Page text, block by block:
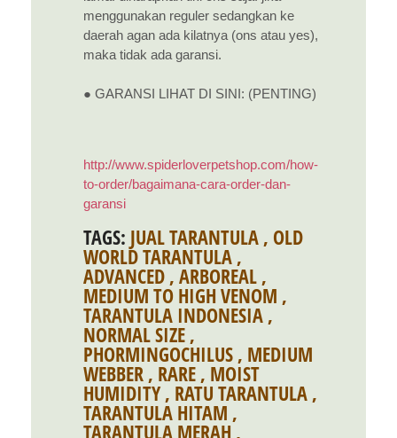
menggunakan reguler sedangkan ke
daerah agan ada kilatnya (ons atau yes),
maka tidak ada garansi.
● GARANSI LIHAT DI SINI: (PENTING)
http://www.spiderloverpetshop.com/how-
to-order/bagaimana-cara-order-dan-
garansi
TAGS: JUAL TARANTULA , OLD
WORLD TARANTULA ,
ADVANCED , ARBOREAL ,
MEDIUM TO HIGH VENOM ,
TARANTULA INDONESIA ,
NORMAL SIZE ,
PHORMINGOCHILUS , MEDIUM
WEBBER , RARE , MOIST
HUMIDITY, RATU TARANTULA ,
TARANTULA HITAM ,
TARANTULA MERAH ,